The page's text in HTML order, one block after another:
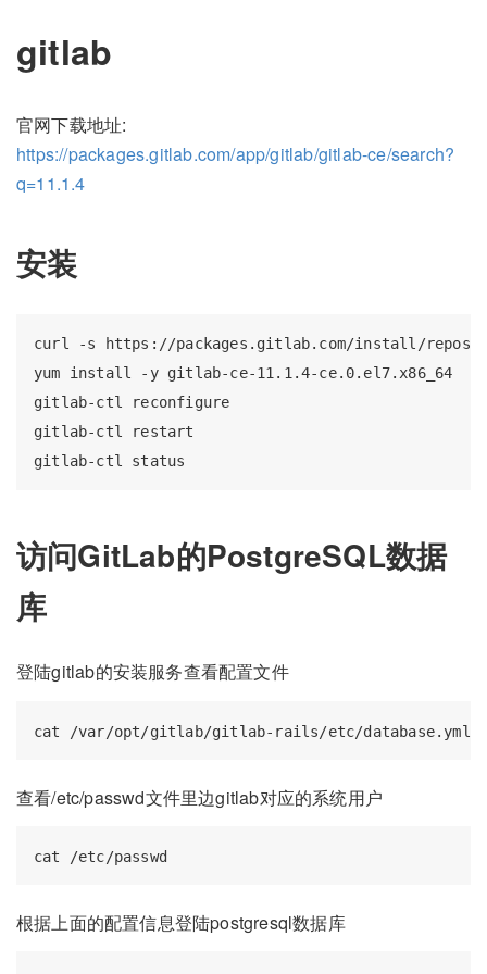
gitlab
官网下载地址:
https://packages.gitlab.com/app/gitlab/gitlab-ce/search?
q=11.1.4
安装
curl -s https://packages.gitlab.com/install/
yum install -y gitlab-ce-11.1.4-ce.0.el7.x86_64
gitlab-ctl reconfigure
gitlab-ctl restart
访问GitLab的PostgreSQL数据
库
登陆gitlab的安装服务查看配置文件
查看/etc/passwd文件里边gitlab对应的系统用户
根据上面的配置信息登陆postgresql数据库